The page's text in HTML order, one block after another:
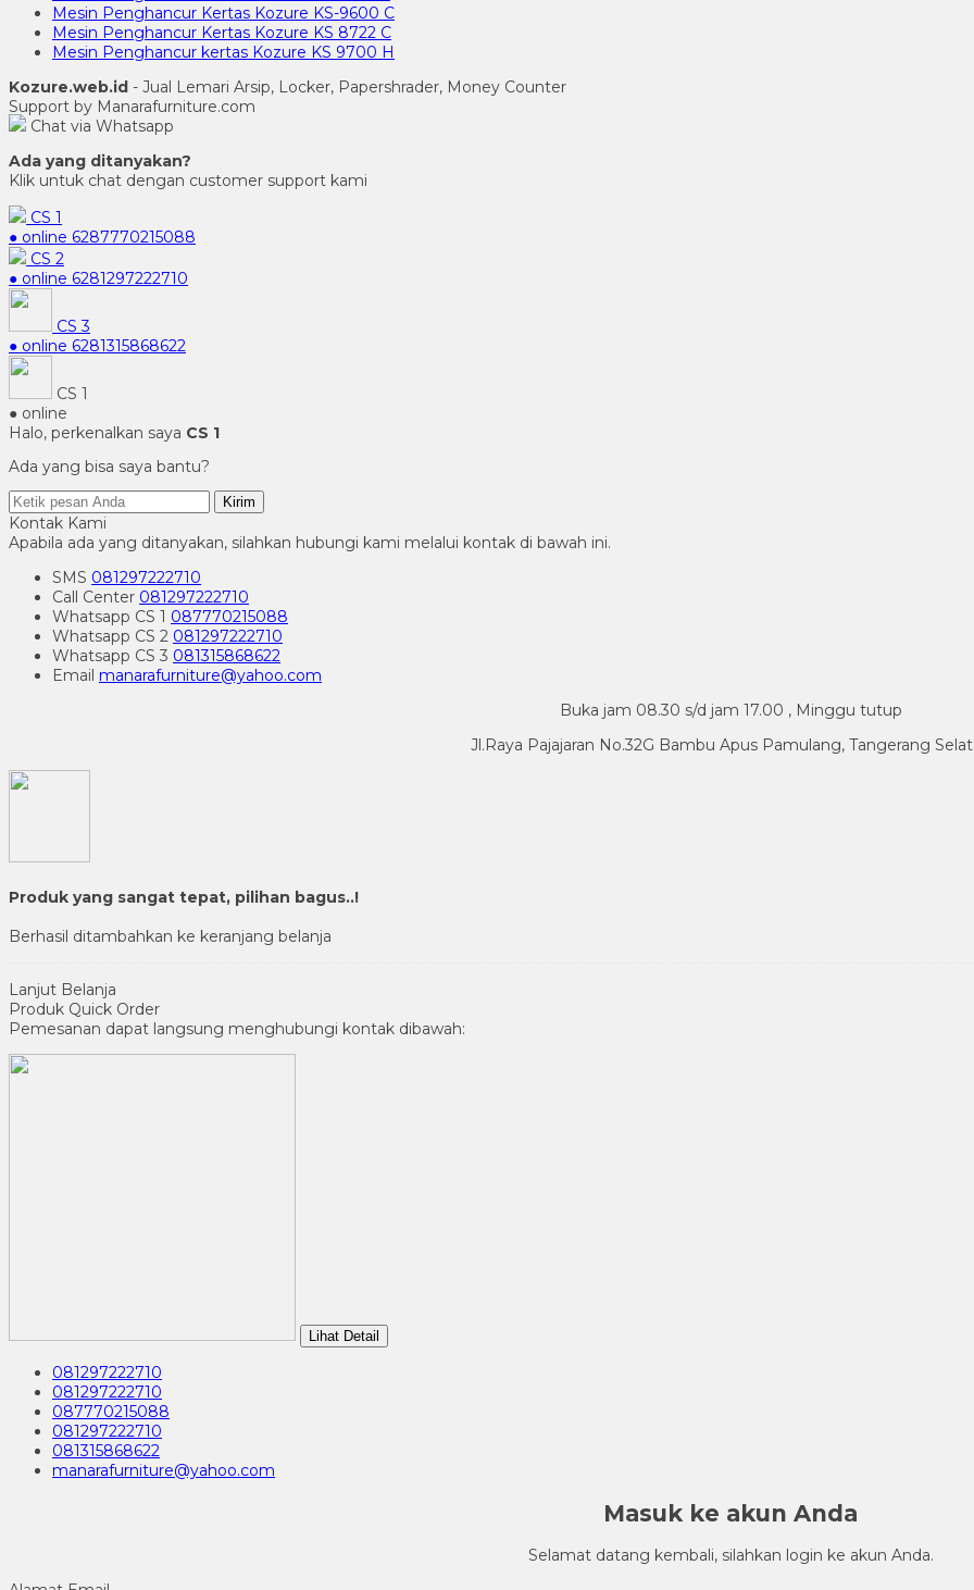
Mesin Penghancur Kertas Kozure KS-9600 C
Mesin Penghancur Kertas Kozure KS 8722 C
Mesin Penghancur kertas Kozure KS 9700 H
Kozure.web.id - Jual Lemari Arsip, Locker, Papershrader, Money Counter
Support by Manarafurniture.com
Chat via Whatsapp
Ada yang ditanyakan?
Klik untuk chat dengan customer support kami
CS 1
● online 6287770215088
CS 2
● online 6281297222710
CS 3
● online 6281315868622
CS 1
● online
Halo, perkenalkan saya CS 1
Ada yang bisa saya bantu?
Kirim
Kontak Kami
Apabila ada yang ditanyakan, silahkan hubungi kami melalui kontak di bawah ini.
SMS 081297222710
Call Center 081297222710
Whatsapp CS 1 087770215088
Whatsapp CS 2 081297222710
Whatsapp CS 3 081315868622
Email manarafurniture@yahoo.com
Buka jam 08.30 s/d jam 17.00 , Minggu tutup
Jl.Raya Pajajaran No.32G Bambu Apus Pamulang, Tangerang
Produk yang sangat tepat, pilihan bagus..!
Berhasil ditambahkan ke keranjang belanja
Lanjut Belanja
Produk Quick Order
Pemesanan dapat langsung menghubungi kontak dibawah:
Lihat Detail
081297222710
081297222710
087770215088
081297222710
081315868622
manarafurniture@yahoo.com
Masuk ke akun Anda
Selamat datang kembali, silahkan login ke akun Anda.